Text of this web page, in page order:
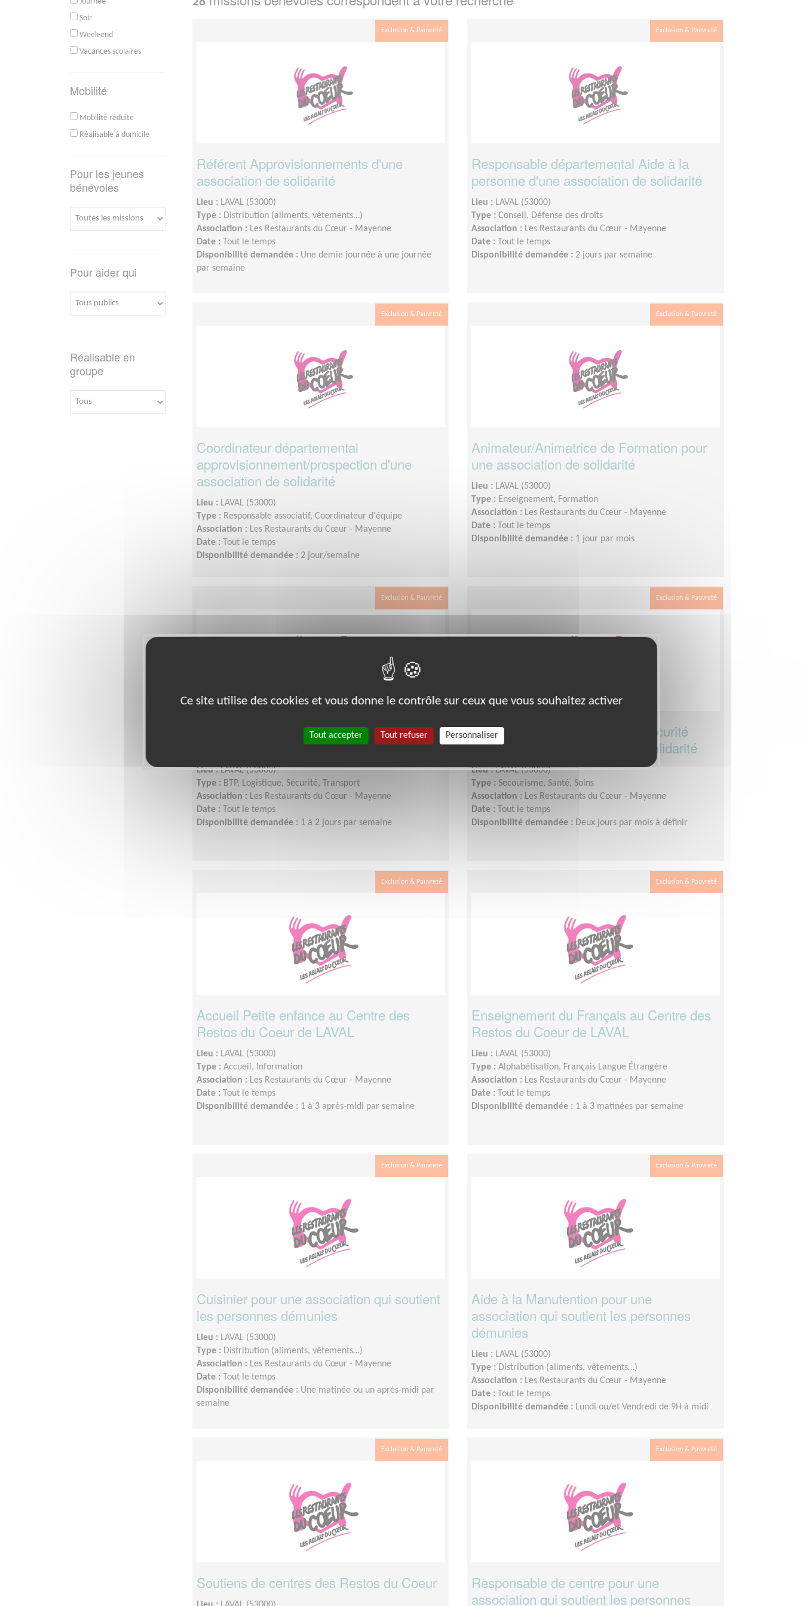
Soir
Week-end
Vacances scolaires
Mobilité
Mobilité réduite
Réalisable à domicile
Pour les jeunes
bénévoles
Pour aider qui
Réalisable en
groupe
Exclusion & Pauvreté
Référent Approvisionnements d'une
association de solidarité
Lieu : LAVAL (53000)
Type : Distribution (aliments, vêtements…)
Association : Les Restaurants du Cœur - Mayenne
Date : Tout le temps
Disponibilité demandée : Une demie journée à une journée
par semaine
Exclusion & Pauvreté
Responsable départemental Aide à la
personne d'une association de solidarité
Lieu : LAVAL (53000)
Type : Conseil, Défense des droits
Association : Les Restaurants du Cœur - Mayenne
Date : Tout le temps
Disponibilité demandée : 2 jours par semaine
Exclusion & Pauvreté
Coordinateur départemental
approvisionnement/prospection d'une
association de solidarité
Lieu : LAVAL (53000)
Type : Responsable associatif, Coordinateur d'équipe
Association : Les Restaurants du Cœur - Mayenne
Date : Tout le temps
Disponibilité demandée : 2 jour/semaine
Exclusion & Pauvreté
Animateur/Animatrice de Formation pour
une association de solidarité
Lieu : LAVAL (53000)
Type : Enseignement, Formation
Association : Les Restaurants du Cœur - Mayenne
Date : Tout le temps
Disponibilité demandée : 1 jour par mois
Exclusion & Pauvreté
Gestionnaire de stock d'une association de
Lieu :LAVAL (53000)
Type : BTP, Logistique, Sécurité, Transport
Association : Les Restaurants du Cœur - Mayenne
Date : Tout le temps
Disponibilité demandée : 1 à 2 jours par semaine
Exclusion & Pauvreté
Responsable Départemental Sécurité
Incendie d'une association de solidarité
Lieu :LAVAL (53000)
Type : Secourisme, Santé, Soins
Association : Les Restaurants du Cœur - Mayenne
Date : Tout le temps
Disponibilité demandée : Deux jours par mois à définir
Exclusion & Pauvreté
Accueil Petite enfance au Centre des
Restos du Coeur de LAVAL
Lieu : LAVAL (53000)
Type : Accueil, Information
Association : Les Restaurants du Cœur - Mayenne
Date : Tout le temps
Disponibilité demandée : 1 à 3 après-midi par semaine
Exclusion & Pauvreté
Enseignement du Français au Centre des
Restos du Coeur de LAVAL
Lieu : LAVAL (53000)
Type : Alphabétisation, Français Langue Étrangère
Association : Les Restaurants du Cœur - Mayenne
Date : Tout le temps
Disponibilité demandée : 1 à 3 matinées par semaine
Exclusion & Pauvreté
Cuisinier pour une association qui soutient
les personnes démunies
Lieu : LAVAL (53000)
Type : Distribution (aliments, vêtements…)
Association : Les Restaurants du Cœur - Mayenne
Date : Tout le temps
Disponibilité demandée : Une matinée ou un après-midi par
semaine
Exclusion & Pauvreté
Aide à la Manutention pour une
association qui soutient les personnes
démunies
Lieu : LAVAL (53000)
Type : Distribution (aliments, vêtements…)
Association : Les Restaurants du Cœur - Mayenne
Date : Tout le temps
Disponibilité demandée : Lundi ou/et Vendredi de 9H à midi
Exclusion & Pauvreté
Soutiens de centres des Restos du Coeur
Exclusion & Pauvreté
Responsable de centre pour une
association qui soutient les personnes
Ce site utilise des cookies et vous donne le contrôle sur ceux que vous souhaitez activer
Tout accepter Tout refuser Personnaliser